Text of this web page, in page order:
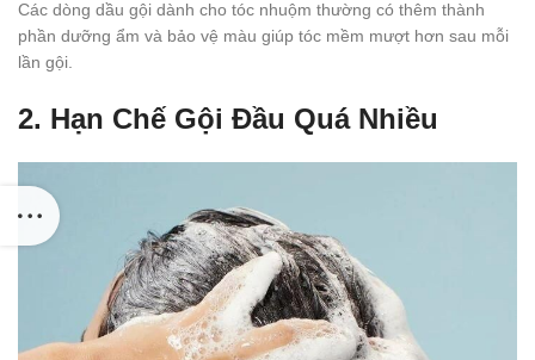
Các dòng dầu gội dành cho tóc nhuộm thường có thêm thành
phần dưỡng ẩm và bảo vệ màu giúp tóc mềm mượt hơn sau mỗi
lần gội.
2. Hạn Chế Gội Đầu Quá Nhiều